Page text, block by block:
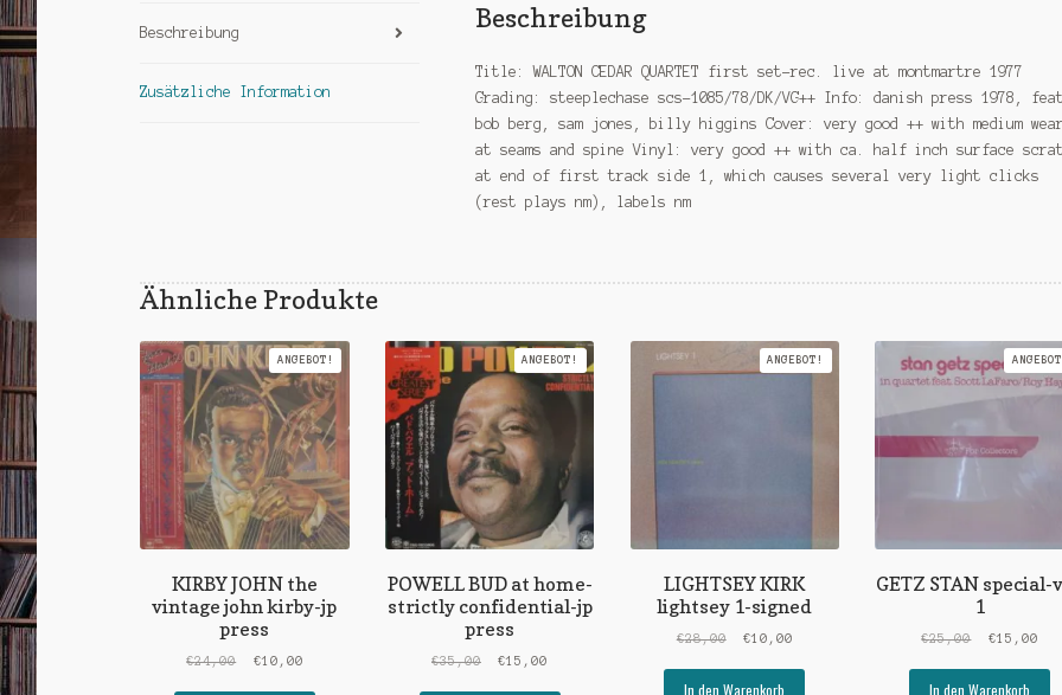
Beschreibung
Zusätzliche Information
Beschreibung
Title: WALTON CEDAR QUARTET first set-rec. live at montmartre 1977
Grading: steeplechase scs-1085/78/DK/VG++ Info: danish press 1978,
bob berg, sam jones, billy higgins Cover: very good ++ with medium wear
at seams and spine Vinyl: very good ++ with ca. half inch surface
at end of first track side 1, which causes several very light clicks
(rest plays nm), labels nm
Ähnliche Produkte
KIRBY JOHN the
vintage john kirby-jp
press
ANGEBOT!
€24,00
Ursprünglicher
€10,00Aktueller
POWELL BUD at home-
strictly confidential-jp
press
ANGEBOT!
€35,00
Ursprünglicher
€15,00
LIGHTSEY KIRK
lightsey 1-signed
ANGEBOT!
€28,00
Ursprünglicher
war:
€10,00
In den Warenkorb
GETZ STAN special-
1
€25,00
war:
€15,00
In den Warenkorb